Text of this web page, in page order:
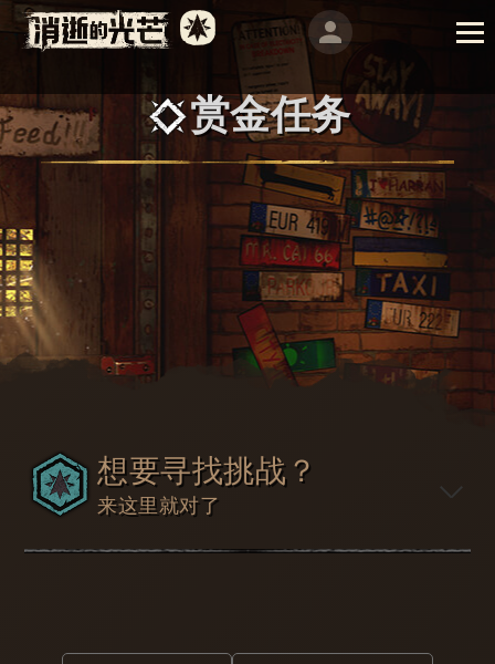
赏金任务
想要寻找挑战？
来这里就对了
面对的任务，借机谋求自己的利益。是时候该出发了，